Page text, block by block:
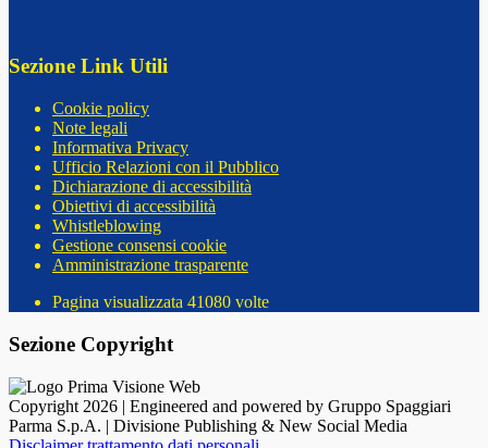
Sezione Link Utili
Cookie policy
Note legali
Informativa Privacy
Ufficio Relazioni con il Pubblico
Dichiarazione di accessibilità
Obiettivi di accessibilità
Whistleblowing
Gestione consensi cookie
Amministrazione trasparente
Pagina visualizzata 41080 volte
Sezione Copyright
Copyright 2026 | Engineered and powered by Gruppo Spaggiari
Parma S.p.A. | Divisione Publishing & New Social Media